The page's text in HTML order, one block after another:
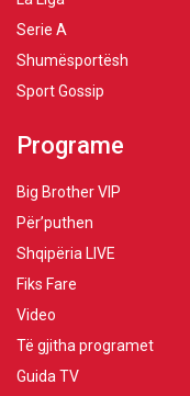
Serie A
Shumësportësh
Sport Gossip
Programe
Big Brother VIP
Për’puthen
Shqipëria LIVE
Fiks Fare
Video
Të gjitha programet
Guida TV